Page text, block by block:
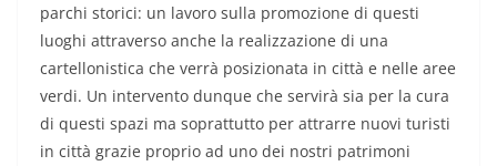
parchi storici: un lavoro sulla promozione di questi
luoghi attraverso anche la realizzazione di una
cartellonistica che verrà posizionata in città e nelle aree
verdi. Un intervento dunque che servirà sia per la cura
di questi spazi ma soprattutto per attrarre nuovi turisti
in città grazie proprio ad uno dei nostri patrimoni